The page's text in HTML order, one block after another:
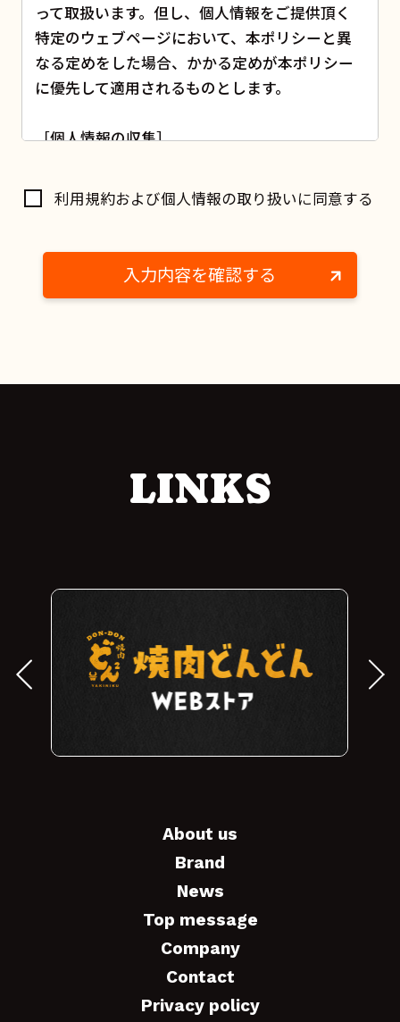
って取扱います。但し、個人情報をご提供頂く
特定のウェブページにおいて、本ポリシーと異
なる定めをした場合、かかる定めが本ポリシー
に優先して適用されるものとします。
［個人情報の収集］
伺いする場合は、必要最小限の項目を除き、ユ
ーザー様の意思による任意のご提供を原則とし
ザー様に明示し、明示した利用目的の範囲内で
個人情報の収集を行います。ユーザー様が個人
のご利用ができない場合がございますが、あら
当社は、ユーザー様にご提供いただいた個人情
ユーザー様に明示した利用目的を実施する上で
必要となる協力会社および業務委託会社に対し
て、機密保持契約を締結した上で個人情報を開
できない状態にした場合
当社は、ユーザー様にご提供いただいた個人情
報について、漏洩、流用、改ざん等を防止する
ため、本サイトのセキュリティ維持に努め、合
理的な範囲で必要な保護をいたします。
［プライバシーポリシーの変更］
LINKS
About us
Brand
News
Top message
Company
Contact
Privacy policy